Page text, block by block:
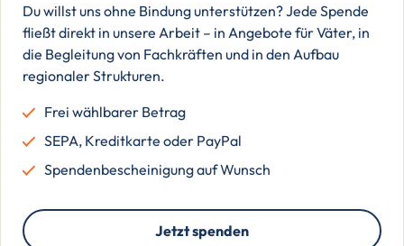
Du willst uns ohne Bindung unterstützen? Jede Spende
fließt direkt in unsere Arbeit – in Angebote für Väter, in
die Begleitung von Fachkräften und in den Aufbau
regionaler Strukturen.
Frei wählbarer Betrag
SEPA, Kreditkarte oder PayPal
Spendenbescheinigung auf Wunsch
Jetzt spenden